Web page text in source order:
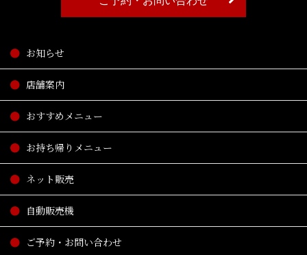
お知らせ
店舗案内
おすすめメニュー
お持ち帰りメニュー
ネット販売
自動販売機
ご予約・お問い合わせ